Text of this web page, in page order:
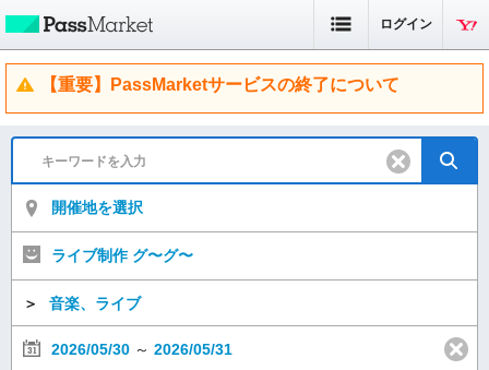
ログイン
【重要】PassMarketサービスの終了について
開催地を選択
ライブ制作 グ〜グ〜
＞ 音楽、ライブ
2026/05/30 ～ 2026/05/31